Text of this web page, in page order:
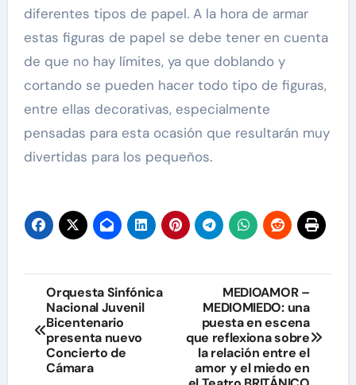
diferentes tipos de papel. A la hora de armar
estas figuras de papel se debe tener en cuenta
de que no hay límites, ya que doblando y
cortando se pueden hacer todo tipo de figuras,
entre ellas decorativas, especialmente
pensadas para esta ocasión que resultarán muy
divertidas para los pequeños.
Navegación
de
entradas
Orquesta Sinfónica
Nacional Juvenil
Bicentenario
presenta nuevo
Concierto de
Cámara
MEDIOAMOR –
MEDIOMIEDO: una
puesta en escena
que reflexiona sobre
la relación entre el
amor y el miedo en